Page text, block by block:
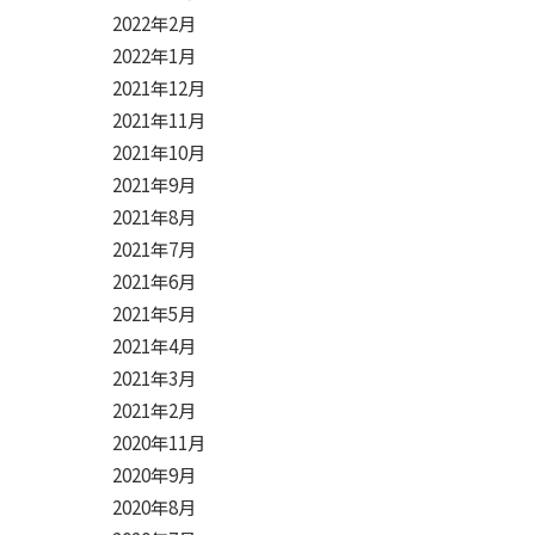
2022年2月
2022年1月
2021年12月
2021年11月
2021年10月
2021年9月
2021年8月
2021年7月
2021年6月
2021年5月
2021年4月
2021年3月
2021年2月
2020年11月
2020年9月
2020年8月